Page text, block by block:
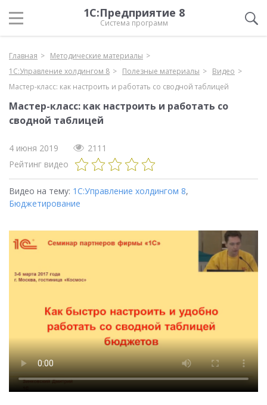
1С:Предприятие 8
Система программ
Главная
Методические материалы
1С:Управление холдингом 8
Полезные материалы
Видео
Мастер-класс: как настроить и работать со сводной таблицей
Мастер-класс: как настроить и работать со
сводной таблицей
4 июня 2019
2111
Рейтинг видео
Видео на тему: 1С:Управление холдингом 8,
Бюджетирование